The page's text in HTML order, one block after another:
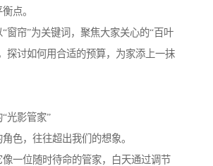
点。
窗帘”为关键词，聚焦大家关心的“百叶
探讨如何用合适的预算，为家添上一抹
光影管家”
色，往往超出我们的想象。
像一位随时待命的管家，白天通过调节